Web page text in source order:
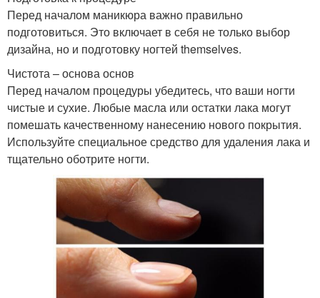
Перед началом маникюра важно правильно
подготовиться. Это включает в себя не только выбор
дизайна, но и подготовку ногтей themselves.
Чистота – основа основ
Перед началом процедуры убедитесь, что ваши ногти
чистые и сухие. Любые масла или остатки лака могут
помешать качественному нанесению нового покрытия.
Используйте специальное средство для удаления лака и
тщательно оботрите ногти.